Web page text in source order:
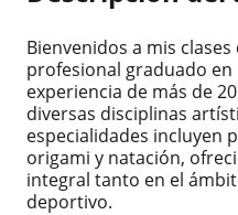
Bienvenidos a mis
profesional graduado en
experiencia de más de
diversas disciplinas
especialidades incluyen
origami y natación,
integral tanto en el
deportivo.